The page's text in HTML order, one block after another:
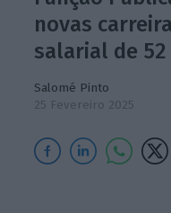
novas
salarial de
Salomé Pinto
25 Fevereiro 2025